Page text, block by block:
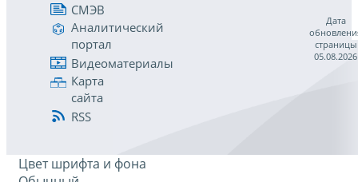
СМЭВ
Аналитический
портал
Видеоматериалы
Карта
сайта
RSS
Дата
страницы
05.08.2026
Цвет шрифта и фона